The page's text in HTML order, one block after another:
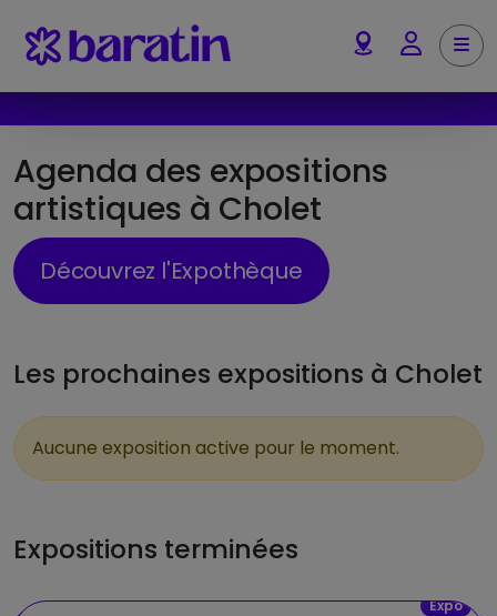
Account
Agenda des expositions
artistiques à Cholet
Découvrez l'Expothèque
Les prochaines expositions à Cholet
Aucune exposition active pour le moment.
Expositions terminées
Expo